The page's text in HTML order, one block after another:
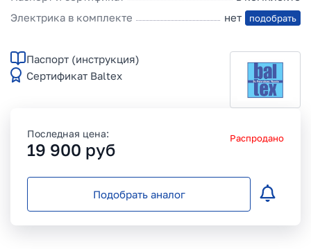
Электрика в комплекте
нет подобрать
Паспорт (инструкция)
Сертификат Baltex
Последная цена:
19 900 руб
Распродано
Подобрать аналог